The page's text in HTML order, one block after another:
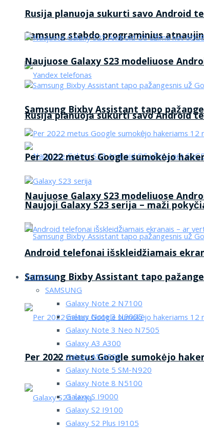
Samsung stabdo programinius
Rusija planuoja sukurti savo Android
Naujuose Galaxy S23 modeliuose
Samsung Bixby Assistant tapo
Per 2022 metus Google sumokėjo
Rusija planuoja sukurti savo Android
Naujuose Galaxy S23 modeliuose
Samsung Bixby Assistant tapo
Per 2022 metus Google sumokėjo
Naujoji Galaxy S23 serija – maži
Android telefonai išskleidžiamais
Tutorialai
SAMSUNG
Galaxy Note 2 N7100
Galaxy Note 3 N9005
Galaxy Note 3 Neo N7505
Galaxy A3 A300
Galaxy A5 A500
Galaxy Note 5 SM-N920
Galaxy Note 8 N5100
Galaxy S I9000
Galaxy S2 I9100
Galaxy S2 Plus I9105